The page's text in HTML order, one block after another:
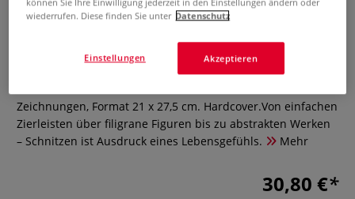
Grundkurs Schnitzen
0 Bewertungen
Zeichnungen, Format 21 x 27,5 cm. Hardcover.Von einfachen
Zierleisten über filigrane Figuren bis zu abstrakten Werken
– Schnitzen ist Ausdruck eines Lebensgefühls.
Mehr
30,80 €
wiederrufen. Diese finden Sie unter Datenschutz
Akzeptieren
Einstellungen